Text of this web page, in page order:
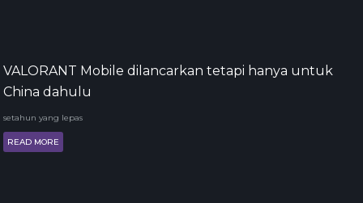
VALORANT Mobile dilancarkan tetapi hanya untuk
China dahulu
setahun yang lepas
READ MORE